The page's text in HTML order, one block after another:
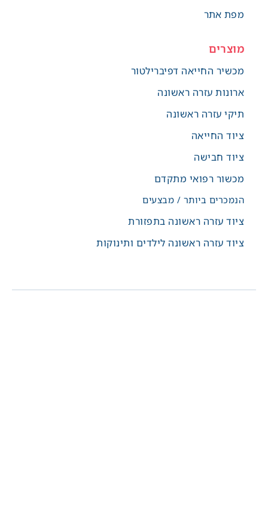
מפת אתר
מוצרים
מכשיר החייאה דפיברילטור
ארונות עזרה ראשונה
תיקי עזרה ראשונה
ציוד החייאה
ציוד חבישה
מכשור רפואי מתקדם
הנמכרים ביותר / מבצעים
ציוד עזרה ראשונה בתפזורת
ציוד עזרה ראשונה לילדים ותינוקות